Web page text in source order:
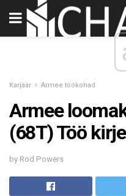
Karjäär Armee töökohad
Armee
(68T) Töö
by Rod Powers